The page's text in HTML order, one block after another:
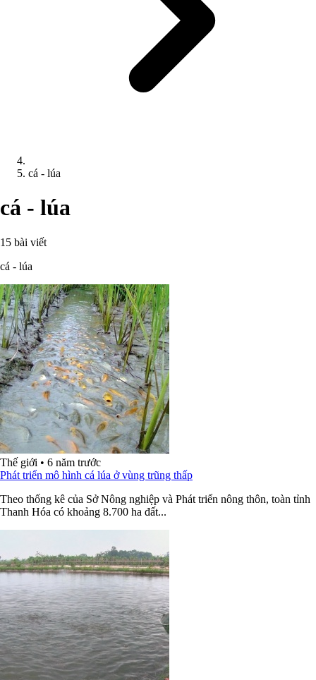
cá - lúa
cá - lúa
15 bài viết
cá - lúa
Thế giới • 6 năm trước
Phát triển mô hình cá lúa ở vùng trũng thấp
Theo thống kê của Sở Nông nghiệp và Phát triển nông thôn, toàn tỉnh
Thanh Hóa có khoảng 8.700 ha đất...